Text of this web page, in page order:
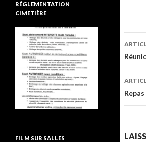
RÉGLEMENTATION
CIMETIÈRE
FILM SUR SALLES